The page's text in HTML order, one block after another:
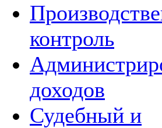
контроль
доходов
Судебный и